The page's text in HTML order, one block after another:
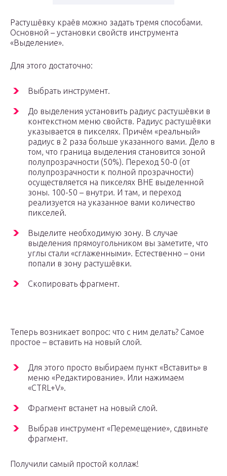
Растушёвку краёв можно задать тремя способами.
Основной – установки свойств инструмента
«Выделение».
Для этого достаточно:
Выбрать инструмент.
До выделения установить радиус растушёвки в
контекстном меню свойств. Радиус растушёвки
указывается в пикселях. Причём «реальный»
радиус в 2 раза больше указанного вами. Дело в
том, что граница выделения становится зоной
полупрозрачности (50%). Переход 50-0 (от
полупрозрачности к полной прозрачности)
осуществляется на пикселях ВНЕ выделенной
зоны. 100-50 – внутри. И там, и переход
реализуется на указанное вами количество
пикселей.
Выделите необходимую зону. В случае
выделения прямоугольником вы заметите, что
углы стали «сглаженными». Естественно – они
попали в зону растушёвки.
Скопировать фрагмент.
Теперь возникает вопрос: что с ним делать? Самое
простое – вставить на новый слой.
Для этого просто выбираем пункт «Вставить» в
меню «Редактирование». Или нажимаем
«CTRL+V».
Фрагмент встанет на новый слой.
Выбрав инструмент «Перемещение», сдвиньте
фрагмент.
Получили самый простой коллаж!